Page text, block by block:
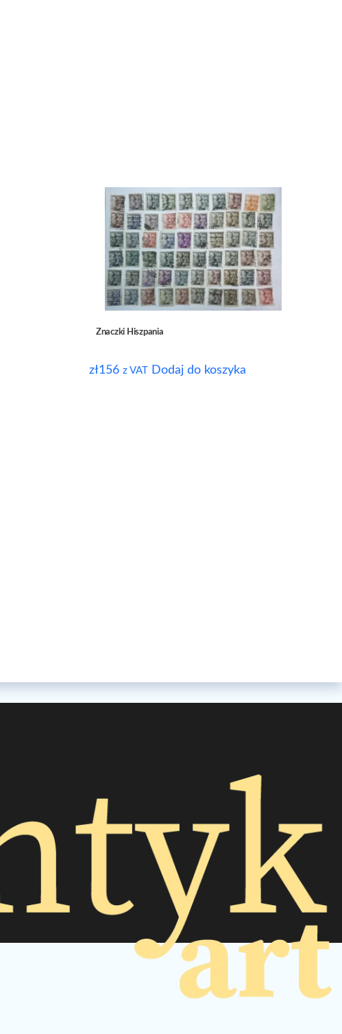
Znaczki Hiszpania
zł156 z VAT Dodaj do koszyka